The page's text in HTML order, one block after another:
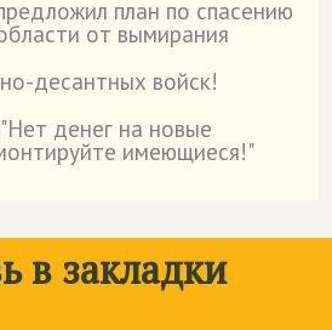
план по спасению
от вымирания
десантных войск!
денег на новые
имеющиеся!"
в закладки